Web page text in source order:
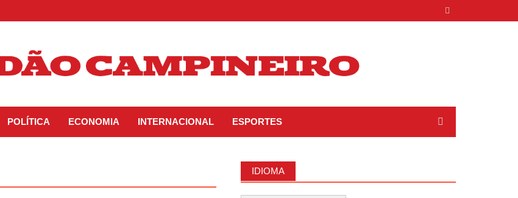
POLÍTICA ECONOMIA INTERNACIONAL ESPORTES
IDIOMA